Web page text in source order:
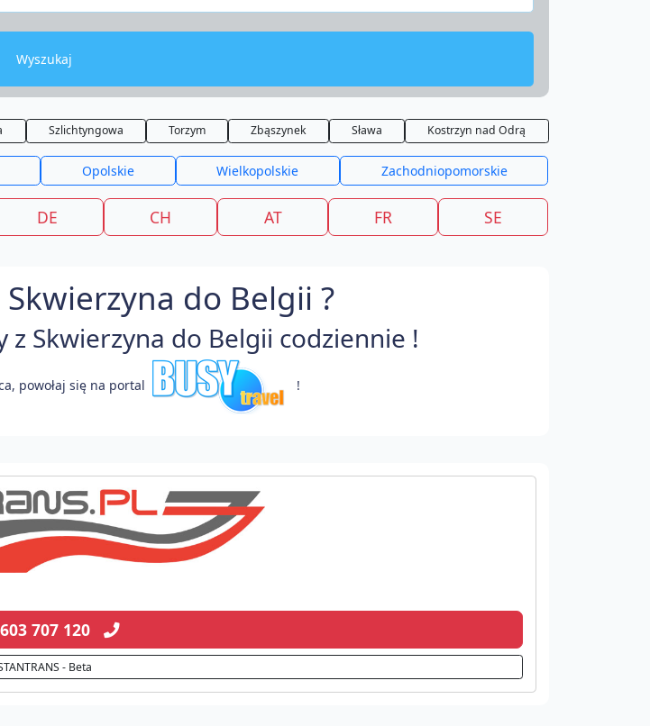
Wyszukaj
Szlichtyngowa Torzym Zbąszynek Sława Kostrzyn nad Odrą
Opolskie Wielkopolskie Zachodniopomorskie
DE CH AT FR SE
do Belgii ?
Skwierzyna do Belgii codziennie !
powołaj się na portal !
707 120
- Beta